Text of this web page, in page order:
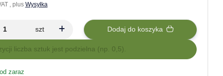
, plus Wysyłka
szt Dodaj do koszyka
liczba sztuk jest podzielna (np. 0,5).
zaraz